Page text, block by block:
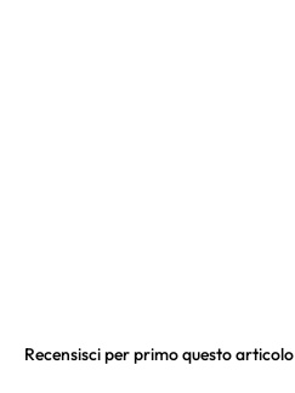
Recensisci per primo questo articolo